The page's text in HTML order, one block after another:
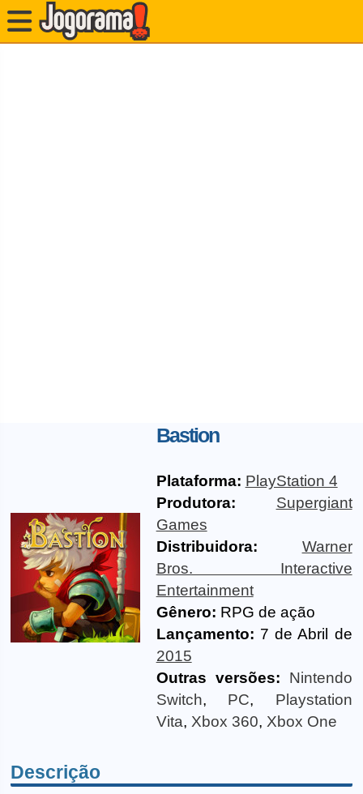
Bastion
Plataforma: PlayStation 4
Produtora:
Supergiant
Games
Distribuidora:
Warner
Bros. Interactive
Entertainment
Gênero: RPG de ação
Lançamento: 7 de Abril de
2015
Outras versões:
Nintendo
Switch, PC, Playstation
Vita, Xbox 360, Xbox One
Descrição